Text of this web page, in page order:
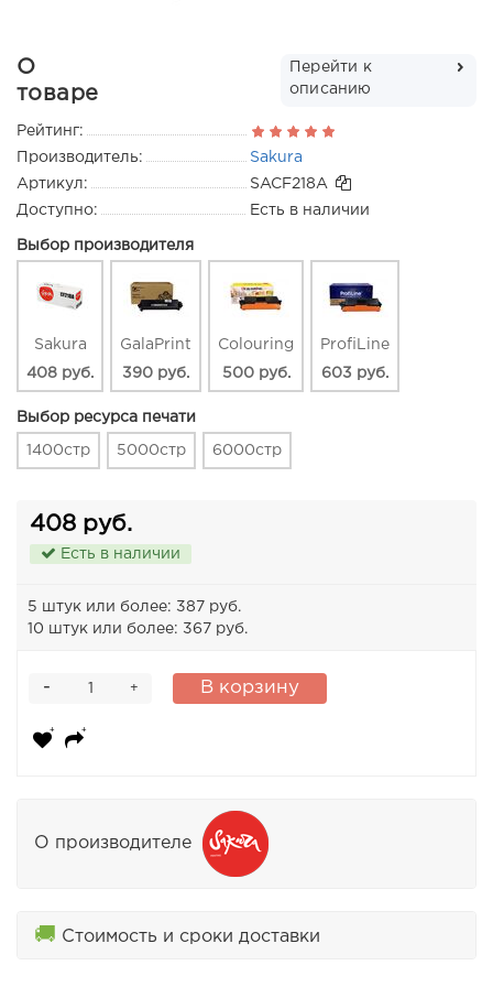
О
товаре
Перейти к
описанию
Рейтинг:
Производитель:
Sakura
Артикул:
SACF218A
Доступно:
Есть в наличии
Выбор производителя
Sakura
408 руб.
GalaPrint
390 руб.
Colouring
500 руб.
ProfiLine
603 руб.
Выбор ресурса печати
1400стр 5000стр 6000стр
408 руб.
Есть в наличии
5 штук или более: 387 руб.
10 штук или более: 367 руб.
+
- В корзину
О производителе
🚚 Стоимость и сроки доставки